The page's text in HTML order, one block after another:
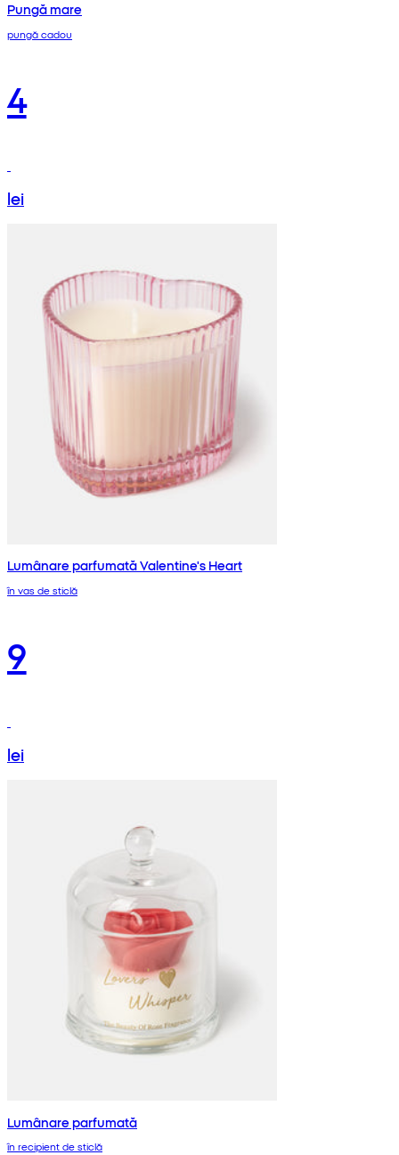
Pungă mare
pungă cadou
4
lei
Lumânare parfumată Valentine's Heart
în vas de sticlă
9
lei
Lumânare parfumată
în recipient de sticlă